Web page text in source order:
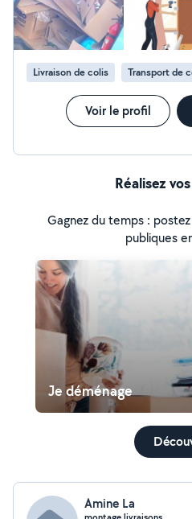
Livraison de colis Transport de
Voir le profil
Réalisez
Gagnez du temps :
publiques
Je déménage
Amine La